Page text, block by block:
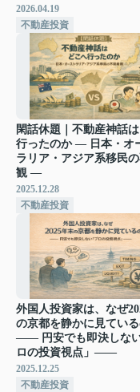
2026.04.19
不動産投資
閑話休題｜不動産神話
行ったのか ― 日本・オ
ラリア・アジア系移民
観 ―
2025.12.28
不動産投資
外国人投資家は、なぜ
の京都を静かに見てい
―― 円安でも即決しな
ロの投資視点」――
2025.12.25
不動産投資